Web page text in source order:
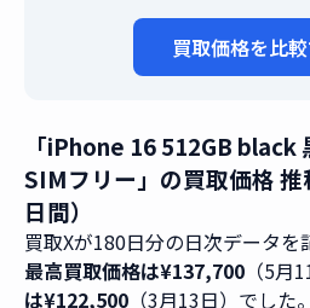
買取価格を比
「iPhone 16 512GB
SIMフリー」の買取価格
日間）
買取Xが180日分の日次データ
最高買取価格は¥137,700 （5月
は¥122,500 （3月13日）でし